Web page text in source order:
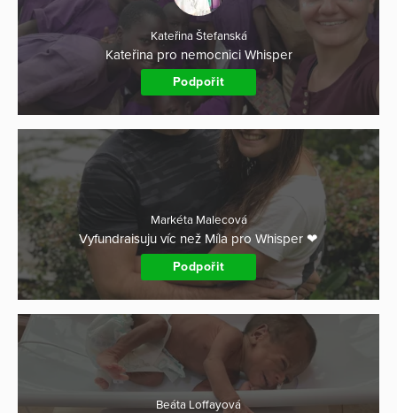
Kateřina Štefanská
Kateřina pro nemocnici Whisper
Podpořit
Markéta Malecová
Vyfundraisuju víc než Míla pro Whisper ❤
Podpořit
Beáta Loffayová